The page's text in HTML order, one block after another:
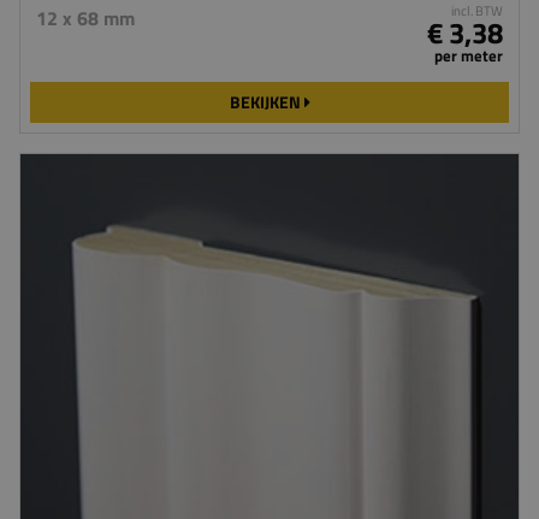
12 x 68 mm incl. BTW
€ 3,38
per meter
BEKIJKEN